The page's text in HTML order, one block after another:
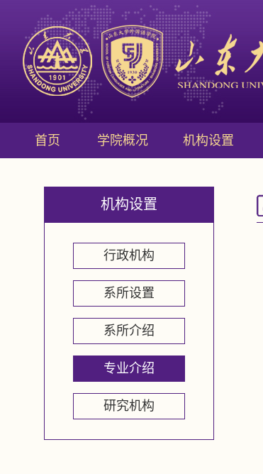
首页 学院概况 机构设置
机构设置
行政机构
系所设置
系所介绍
专业介绍
研究机构